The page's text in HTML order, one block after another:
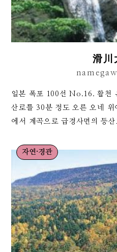
滑川
일본 폭포 100선 No.16. 활천
산로를 30분 정도 오른 오네
에서 계곡으로 급경사면의 등
자연·경관